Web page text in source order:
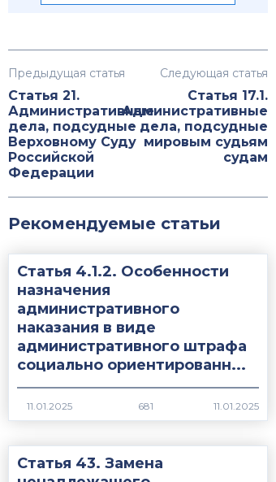
Предыдущая статья
Статья 21.
Административные
дела, подсудные
Верховному Суду
Российской
Федерации
Следующая статья
Статья 17.1.
Административные
дела, подсудные
мировым судьям
судам
Рекомендуемые статьи
Статья 4.1.2. Особенности
назначения
административного
наказания в виде
административного штрафа
социально ориентированн...
681
Статья 43. Замена